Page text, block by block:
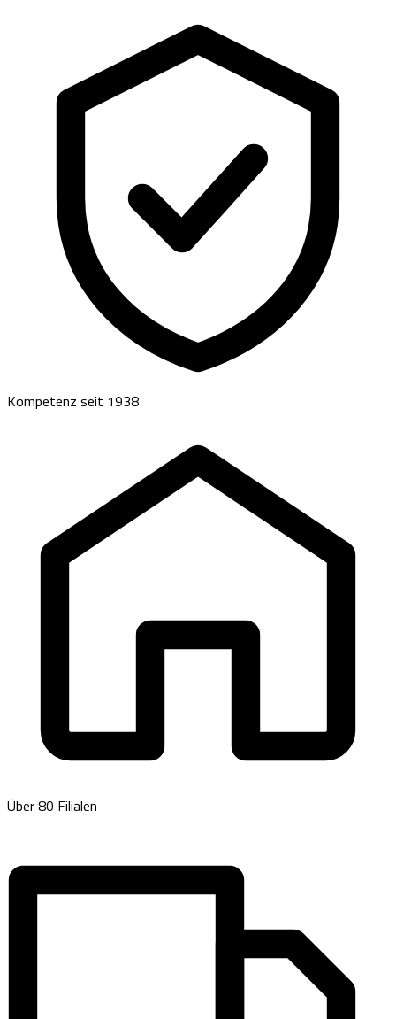
Kompetenz seit 1938
Über 80 Filialen